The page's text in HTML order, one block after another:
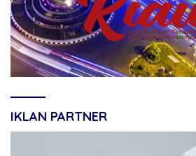
IKLAN PARTNER